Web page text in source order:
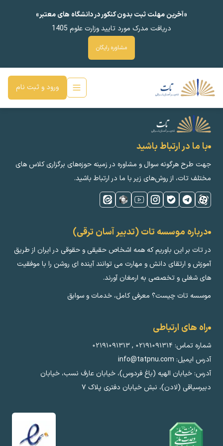
«آخرین مهلت ثبت بدون کنکور در دانشگاه های معتبر»
دریافت مدرک مورد تایید وزارت علوم 1405
مشاوره رایگان
ورود و ثبت نام
با ما در ارتباط باشید
جهت طرح هرگونه سوال و مشاوره در زمینه‌ حوزه‌های برگزاری کلاس ‌های
مختلف تات، از روش‌های زیر با ما در ارتباط باشید.
درباره موسسه تات (تدبیر آسان ترقی)
در تات بر این باوریم که همه اشخاص حقیقی و حقوقی در ایران از طریق
آموزش و ارتقای دانش و مهارت می توانند آینده ای روشن را با موفقیت
های شغلی و تخصصی به ارمغان آورند.
موسسه تات چیست؟ معرفی کامل، خدمات و سوابق
راه های ارتباطی
شماره تماس: ۰۲۱۹۱۰۹۱۳۱۴ ,۰۲۱۹۱۰۹۱۳۱۳
آدرس ایمیل: info@tatpnu.com
آدرس: خیابان الهيه (باغ فردوس)، خیابان عارف نسب، خیابان
دبیرسیاقی (لادن)، نبش خیابان دفتری پلاک ٧